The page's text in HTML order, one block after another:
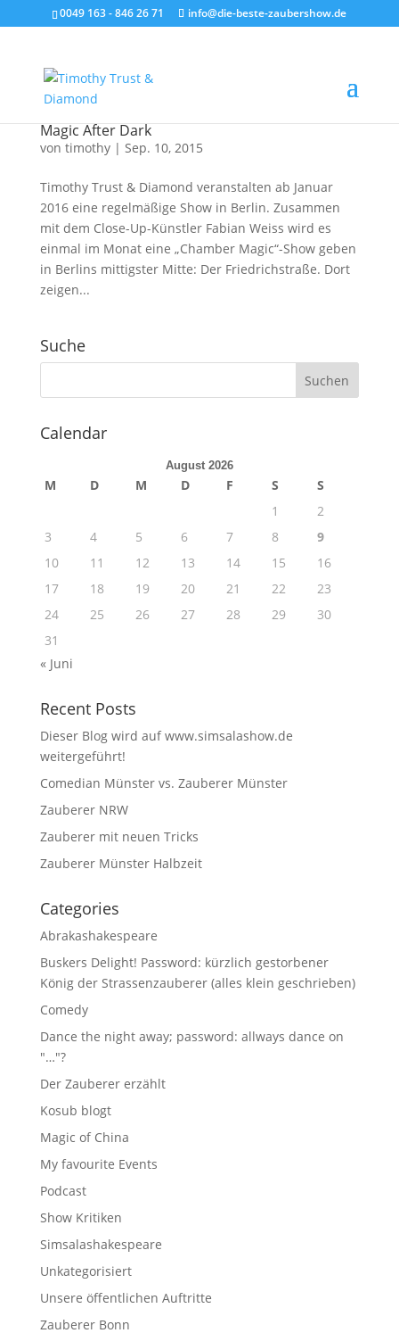
0049 163 - 846 26 71 info@die-beste-zaubershow.de
Magic After Dark
von timothy| Sep. 10, 2015
Timothy Trust & Diamond veranstalten ab Januar
2016 eine regelmäßige Show in Berlin. Zusammen
mit dem Close-Up-Künstler Fabian Weiss wird es
einmal im Monat eine „Chamber Magic“-Show geben
in Berlins mittigster Mitte: Der Friedrichstraße. Dort
zeigen...
Suche
Calendar
August 2026
M D M D F S
S
1
2
3
4 5 6 7 8
9
10
11 12 13 14 15
16
17
18 19 20 21 22
23
24
25 26 27 28 29
30
31
« Juni
Recent Posts
Dieser Blog wird auf www.simsalashow.de
weitergeführt!
Comedian Münster vs. Zauberer Münster
Zauberer NRW
Zauberer mit neuen Tricks
Zauberer Münster Halbzeit
Categories
Abrakashakespeare
Buskers Delight! Password: kürzlich gestorbener
König der Strassenzauberer (alles klein geschrieben)
Comedy
Dance the night away; password: allways dance on
"…"?
Der Zauberer erzählt
Kosub blogt
Magic of China
My favourite Events
Podcast
Show Kritiken
Simsalashakespeare
Unkategorisiert
Unsere öffentlichen Auftritte
Zauberer Bonn